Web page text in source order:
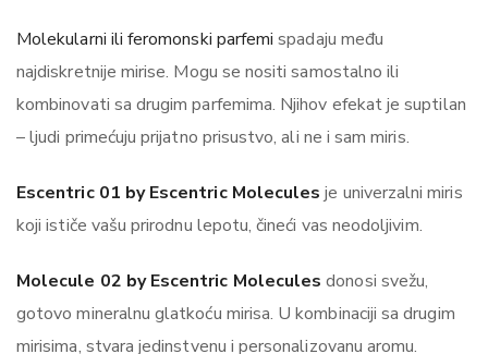
Molekularni ili feromonski parfemispadaju među
najdiskretnije mirise. Mogu se nositi samostalno ili
kombinovati sa drugim parfemima. Njihov efekat je suptilan
– ljudi primećuju prijatno prisustvo, ali ne i sam miris.
Escentric 01 by Escentric Molecules je univerzalni miris
koji ističe vašu prirodnu lepotu, čineći vas neodoljivim.
Molecule 02 by Escentric Molecules donosi svežu,
gotovo mineralnu glatkoću mirisa. U kombinaciji sa drugim
mirisima, stvara jedinstvenu i personalizovanu aromu.